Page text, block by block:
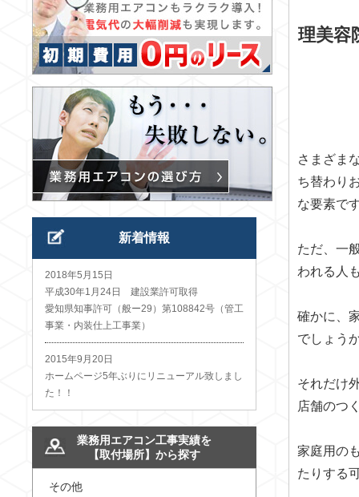
理美容
さまざま
ち替わり
な要素で
ただ、一
われる人
確かに、
でしょう
それだけ
店舗のつ
家庭用の
たりする
新着情報
2018年5月15日
平成30年1月24日 建設業許可取得
愛知県知事許可（般ー29）第108842号（管工
事業・内装仕上工事業）
2015年9月20日
ホームページ5年ぶりにリニューアル致しまし
た！！
業務用エアコン工事実績を
【取付場所】から探す
その他